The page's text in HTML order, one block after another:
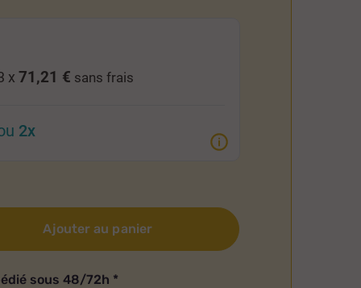
x71,21 € sans frais
2x
Ajouter au panier
sous 48/72h *